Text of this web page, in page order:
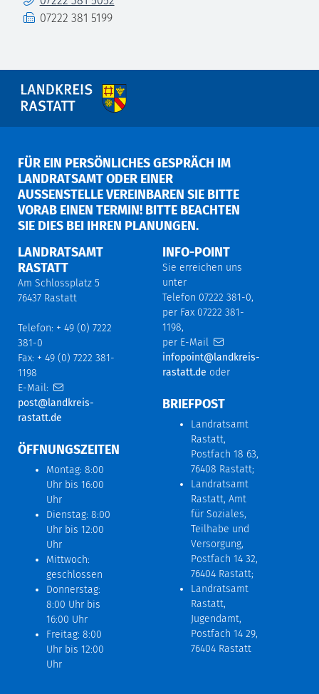
Fax 07222 381 5199
FÜR EIN PERSÖNLICHES GESPRÄCH IM
LANDRATSAMT ODER EINER
AUSSENSTELLE VEREINBAREN SIE BITTE V
ORAB EINEN TERMIN! BITTE BEACHTEN S
IE DIES BEI IHREN PLANUNGEN.
LANDRATSAMT
RASTATT
Am Schlossplatz 5
76437 Rastatt
Telefon: + 49 (0) 7222
381-0
Fax: + 49 (0) 7222 381-
1198
E-Mail:
post@landkreis-
rastatt.de
ÖFFNUNGSZEITEN
Montag: 8:00
Uhr bis 16:00
Uhr
Dienstag: 8:00
Uhr bis 12:00
Uhr
Mittwoch:
geschlossen
Donnerstag:
8:00 Uhr bis
16:00 Uhr
Freitag: 8:00
Uhr bis 12:00
Uhr
INFO-POINT
Sie erreichen uns
unter
Telefon 07222 381-0,
per Fax 07222 381-
1198,
per E-Mail
infopoint@landkreis-
rastatt.de oder
BRIEFPOST
Landratsamt
Rastatt,
Postfach 18 63,
76408 Rastatt;
Landratsamt
Rastatt, Amt
für Soziales,
Teilhabe und
Versorgung,
Postfach 14 32,
76404 Rastatt;
Landratsamt
Rastatt,
Jugendamt,
Postfach 14 29,
76404 Rastatt